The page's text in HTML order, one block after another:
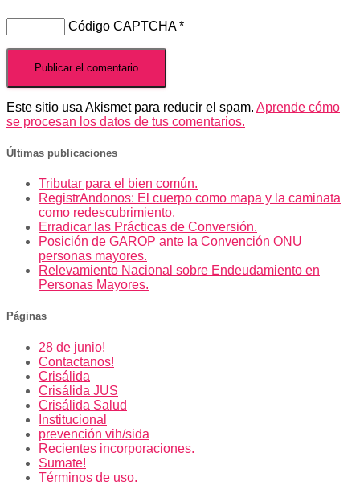
Código CAPTCHA*
Este sitio usa Akismet para reducir el spam. Aprende cómo
se procesan los datos de tus comentarios.
Últimas publicaciones
Tributar para el bien común.
RegistrAndonos: El cuerpo como mapa y la caminata
como redescubrimiento.
Erradicar las Prácticas de Conversión.
Posición de GAROP ante la Convención ONU
personas mayores.
Relevamiento Nacional sobre Endeudamiento en
Personas Mayores.
Páginas
28 de junio!
Contactanos!
Crisálida
Crisálida JUS
Crisálida Salud
Institucional
prevención vih/sida
Recientes incorporaciones.
Sumate!
Términos de uso.